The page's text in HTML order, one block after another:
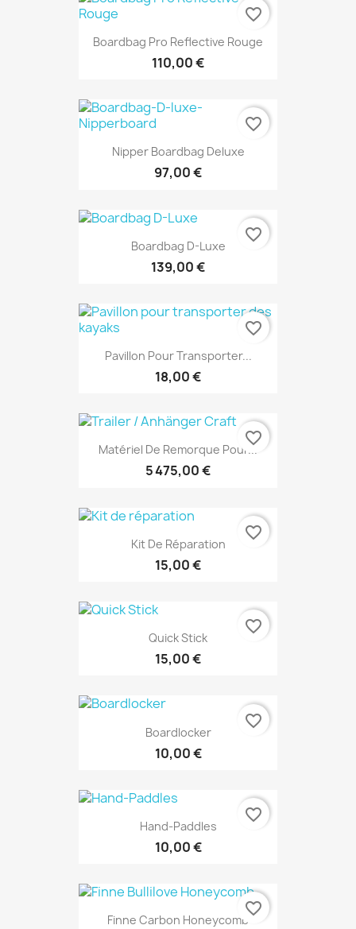
Boardbag Pro Reflective Rouge
110,00 €
favorite_border
Nipper Boardbag Deluxe
97,00 €
favorite_border
Boardbag D-Luxe
139,00 €
favorite_border
Pavillon Pour Transporter...
18,00 €
favorite_border
Matériel De Remorque Pour...
5 475,00 €
favorite_border
Kit De Réparation
15,00 €
favorite_border
Quick Stick
15,00 €
favorite_border
Boardlocker
10,00 €
favorite_border
Hand-Paddles
10,00 €
favorite_border
Finne Carbon Honeycomb
favorite_border